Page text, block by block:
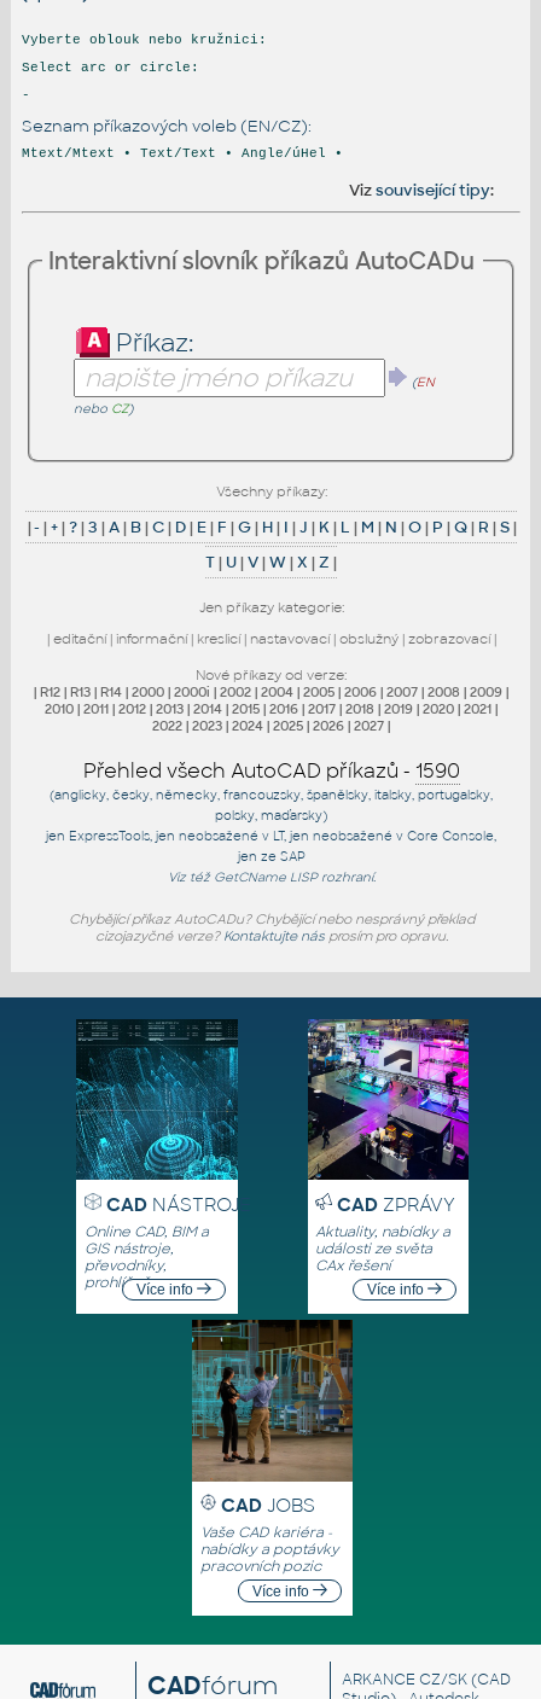
Vyberte oblouk nebo kružnici:
Select arc or circle:
-
Seznam příkazových voleb (EN/CZ):
Mtext/Mtext • Text/Text • Angle/úHel •
Vizsouvisející tipy:
Interaktivní slovník příkazů AutoCADu
Příkaz:
(EN
nebo CZ)
Všechny příkazy:
|- |+|?|3 |A| B|C| D| E| F |G| H| I |J | K| L | M | N |O| P |Q| R |S|
T| U|V|W|X |Z |
Jen příkazy kategorie:
| editační| informační| kreslicí| nastavovací| obslužný| zobrazovací|
Nové příkazy od verze:
| R12 | R13 | R14 | 2000 | 2000i | 2002 | 2004 | 2005 | 2006 | 2007 | 2008 | 2009 |
2010 | 2011 | 2012 | 2013 | 2014 | 2015 | 2016 | 2017 | 2018 | 2019 | 2020 | 2021 |
2022 | 2023 | 2024 | 2025 | 2026 | 2027 |
Přehled všech AutoCAD příkazů - 1590
(anglicky, česky, německy, francouzsky, španělsky, italsky, portugalsky,
polsky, maďarsky)
jen ExpressTools , jen neobsažené v LT, jen neobsažené v Core Console
jen ze SAP
Viz též GetCNameLISP rozhraní.
Chybějící příkaz AutoCADu? Chybějící nebo nesprávný překlad
cizojazyčné verze? Kontaktujte násprosím pro opravu.
CADNÁSTROJE
Online CAD, BIM a
GIS nástroje,
převodníky,
prohlížečeVíce info
CADZPRÁVY
Aktuality, nabídky a
události ze světa
CAx řešení
Více info
CAD JOBS
Vaše CAD kariéra -
nabídky a poptávky
pracovních pozic
Více info
CADfórum ARKANCE CZ/SK(CAD